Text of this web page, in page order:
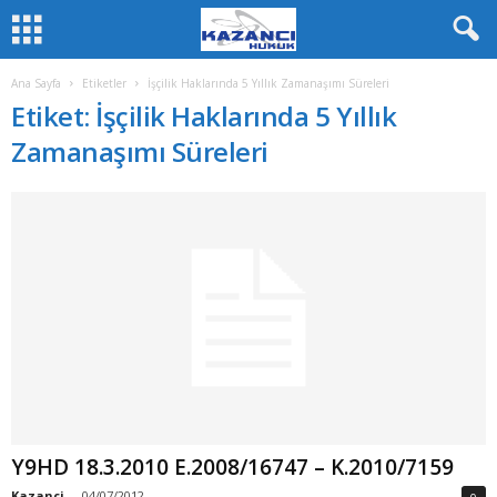
Ana Sayfa Etiketler İşçilik Haklarında 5 Yıllık Zamanaşımı Süreleri
Etiket: İşçilik Haklarında 5 Yıllık
Zamanaşımı Süreleri
Y9HD 18.3.2010 E.2008/16747 – K.2010/7159